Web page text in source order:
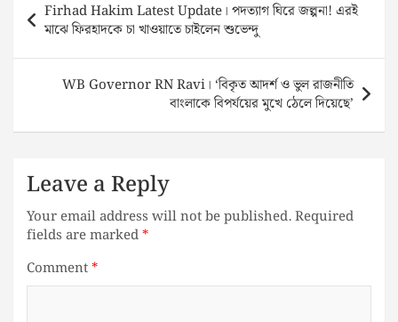
navigation
Firhad Hakim Latest Update। পদত্যাগ ঘিরে জল্পনা! এরই
মাঝে ফিরহাদকে চা খাওয়াতে চাইলেন শুভেন্দু
WB Governor RN Ravi। ‘বিকৃত আদর্শ ও ভুল রাজনীতি
বাংলাকে বিপর্যয়ের মুখে ঠেলে দিয়েছে’
Leave a Reply
Your email address will not be published.Required
fields are marked*
Comment*